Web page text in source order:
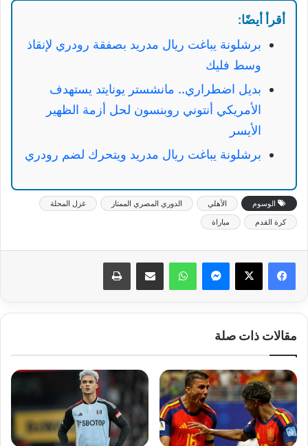
أقرأ أيضًا:
برشلونة يباغت ريال مدريد بصفقة رودري لإنقاذ
وسط فليك
بديل اضطراري.. مانشستر يونايتد يستهدف
الأمريكي أنتوني روبنسون لحل أزمة الظهير
الأيسر
برشلونة يباغت ريال مدريد ويتحرك لضم رودري
الوسوم الأهلي الدوري المصري الممتاز
غزل المحلة
كرة القدم
مباراة
ماسنجر واتساب مشاركة عبر البريد طباعة
مقالات ذات صلة